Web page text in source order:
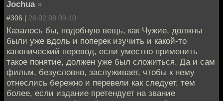
Jochua »
#306 | 26.02.08 09:40
Казалось бы, подобную вещь, как Чужие, должны
были уже вдоль и поперек изучить и какой-то
канонический перевод, если уместно применить
такое понятие, должен уже был сложиться. Да и сам
фильм, безусловно, заслуживает, чтобы к нему
отнеслись бережно и перевели как следует, тем
более, если издание претендует на звание